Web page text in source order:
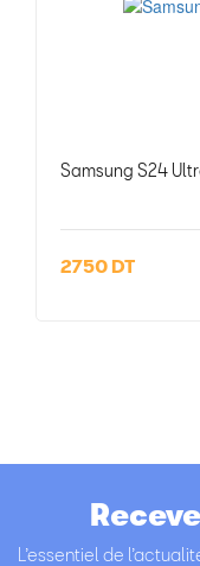
Samsung S24
2750 DT
L’essentiel de